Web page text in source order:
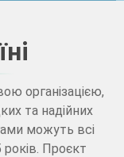
організацією,
та надійних
можуть всі
років. Проєкт